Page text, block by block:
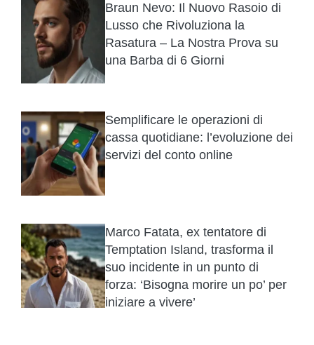
Braun Nevo: Il Nuovo Rasoio di
Lusso che Rivoluziona la
Rasatura – La Nostra Prova su
una Barba di 6 Giorni
Semplificare le operazioni di
cassa quotidiane: l’evoluzione dei
servizi del conto online
Marco Fatata, ex tentatore di
Temptation Island, trasforma il
suo incidente in un punto di
forza: ‘Bisogna morire un po’ per
iniziare a vivere’